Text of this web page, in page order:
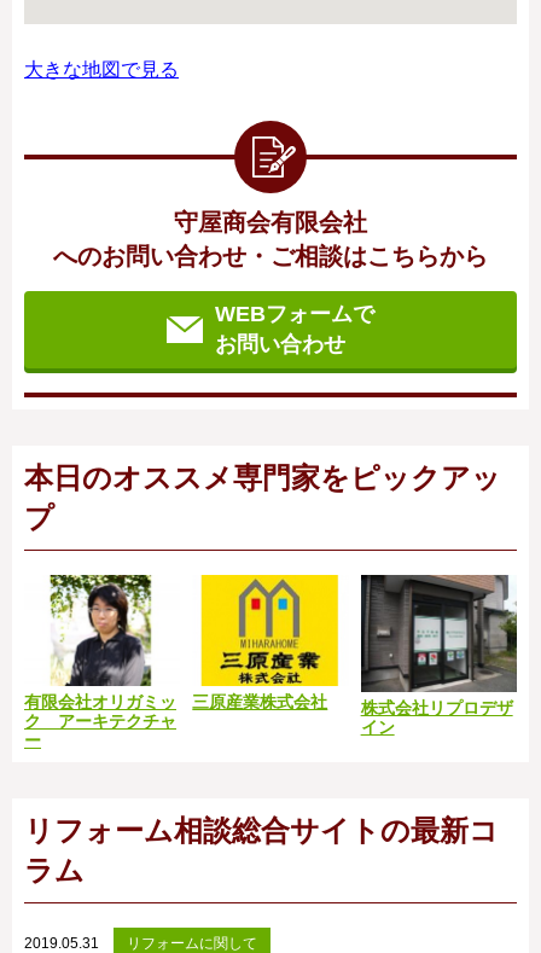
大きな地図で見る
守屋商会有限会社
へのお問い合わせ・ご相談はこちらから
WEBフォームで
お問い合わせ
本日のオススメ専門家をピックアッ
プ
有限会社オリガミッ
ク アーキテクチャ
ー
三原産業株式会社
株式会社リプロデザ
イン
リフォーム相談総合サイトの最新コ
ラム
2019.05.31 リフォームに関して